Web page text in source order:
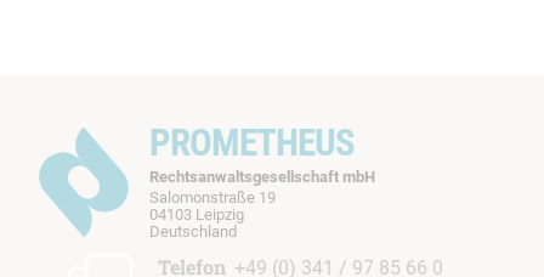
PROMETHEUS
Rechtsanwaltsgesellschaft mbH
Salomonstraße 19
04103 Leipzig
Deutschland
b
Telefon +49 (0) 341 / 97 85 66 0